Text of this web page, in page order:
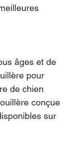
âges et de
pour
de chien
conçue
sur